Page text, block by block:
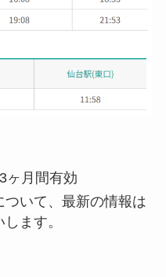
ヶ月間有効
いて、最新の情報は
ます。